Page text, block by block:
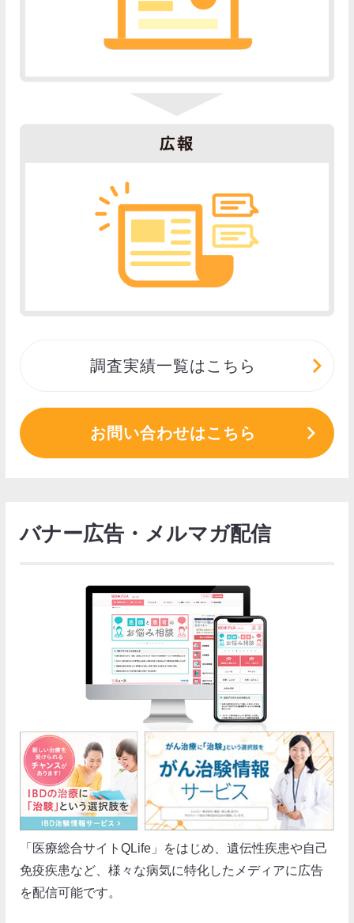
調査実績一覧はこちら
お問い合わせはこちら
バナー広告・メルマガ配信
「医療総合サイトQLife」をはじめ、遺伝性疾患や自己
免疫疾患など、様々な病気に特化したメディアに広告
を配信可能です。